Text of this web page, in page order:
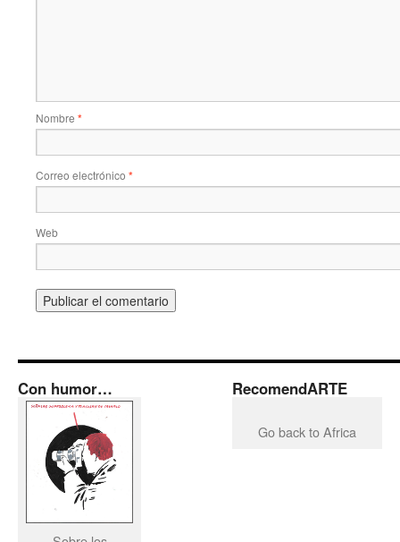
Nombre *
Correo electrónico *
Web
Con humor… RecomendARTE
Go back to Africa